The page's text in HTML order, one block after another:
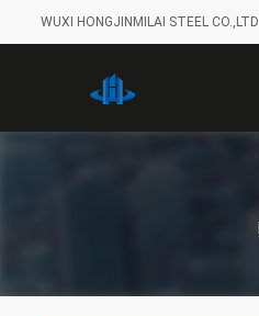
WUXI HONGJINMILAI STEEL CO.,LTD